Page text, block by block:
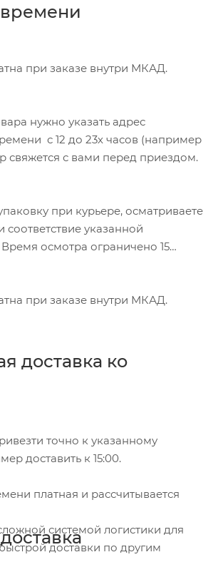
при заказе внутри МКАД.
нужно указать адрес
с 12 до 23х часов (например
свяжется с вами перед приездом.
при курьере, осматриваете
соответствие указанной
осмотра ограничено 15
при заказе внутри МКАД.
доставка ко
точно к указанному
доставить к 15:00.
платная и рассчитывается
системой логистики для
доставки по другим